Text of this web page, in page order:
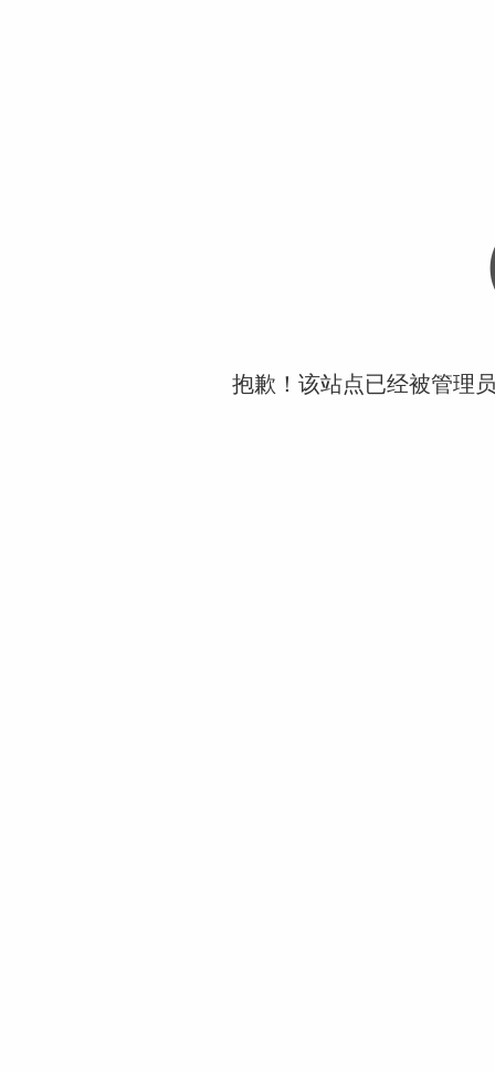
抱歉！该站点已经被管理